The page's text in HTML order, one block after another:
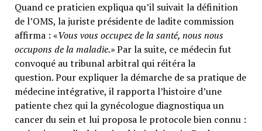
Quand ce praticien expliqua qu’il suivait la définition
de l’OMS, la juriste présidente de ladite commission
affirma : «Vous vous occupez de la santé, nous nous
occupons de la maladie.»Par la suite, ce médecin fut
convoqué au tribunal arbitral qui réitéra la
question. Pour expliquer la démarche de sa pratique de
médecine intégrative, il rapporta l’histoire d’une
patiente chez qui la gynécologue diagnostiqua un
cancer du sein et lui proposa le protocole bien connu :